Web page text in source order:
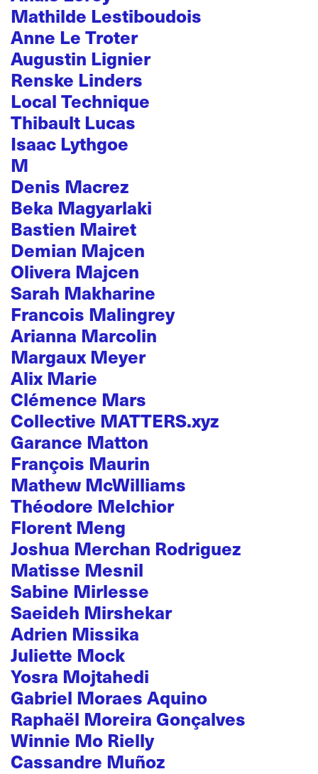
Mathilde Lestiboudois
Anne Le Troter
Augustin Lignier
Renske Linders
Local Technique
Thibault Lucas
Isaac Lythgoe
M
Denis Macrez
Beka Magyarlaki
Bastien Mairet
Demian Majcen
Olivera Majcen
Sarah Makharine
Francois Malingrey
Arianna Marcolin
Margaux Meyer
Alix Marie
Clémence Mars
Collective MATTERS.xyz
Garance Matton
François Maurin
Mathew McWilliams
Théodore Melchior
Florent Meng
Joshua Merchan Rodriguez
Matisse Mesnil
Sabine Mirlesse
Saeideh Mirshekar
Adrien Missika
Juliette Mock
Yosra Mojtahedi
Gabriel Moraes Aquino
Raphaël Moreira Gonçalves
Winnie Mo Rielly
Cassandre Muñoz